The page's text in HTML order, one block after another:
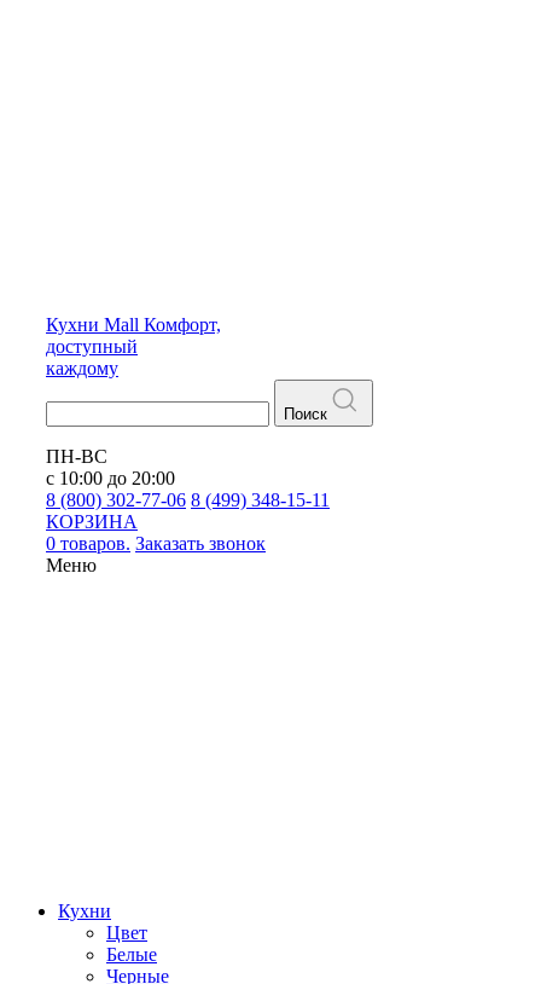
Кухни Mall Комфорт,
доступный
каждому
Поиск
ПН-ВС
с 10:00 до 20:00
8 (800) 302-77-06 8 (499) 348-15-11
КОРЗИНА
0 товаров. Заказать звонок
Меню
Кухни
Цвет
Белые
Черные